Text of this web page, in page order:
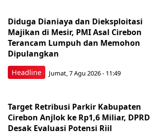
Headline
Diduga Dianiaya dan Dieksploitasi
Majikan di Mesir, PMI Asal Cirebon
Terancam Lumpuh dan Memohon
Dipulangkan
Jumat, 7 Agu 2026 - 11:49
Target Retribusi Parkir Kabupaten
Cirebon Anjlok ke Rp1,6 Miliar, DPRD
Desak Evaluasi Potensi Riil